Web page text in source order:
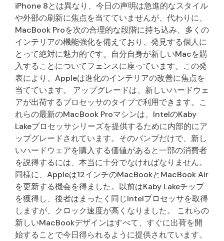
iPhone 8とは異なり、今日の声明は急進的なスタイル
や外部の刷新に焦点を当てていませんが、代わりに、
MacBook Proを次の合理的な段階に持ち込み、多くの
インテリアの機能強化を備えており、発見する個人に
とって絶対に魅力的です。自分自身が新しいMacを購
入することについてフェンスに座っています。この発
表により、Appleは進化のインテリアの改善に焦点を
当てています。 アップグレードは、新しいハードウェ
アが出荷するプロセッサのタイプで利用できます。こ
れらの最新のMacBook Proマシンは、IntelのKaby
Lakeプロセッサシリーズを提供するために内部的にア
ップグレードされています。そのバンプだけで、新し
いハードウェアを購入する価値があると一部の消費者
を説得するには、本当に十分でなければなりません。
同様に、Appleは12インチのMacBookとMacBook Air
を更新する機会を得ました。以前はKaby Lakeチップ
を獲得し、後者はまったく同じIntelプロセッサを取得
しますが、クロック速度が高くなりました。 これらの
新しいMacBookデザインはすべて、すぐに出荷を開
始することで今日得られるように提供されています。